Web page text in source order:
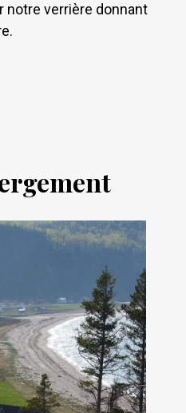
notre verrière donnant